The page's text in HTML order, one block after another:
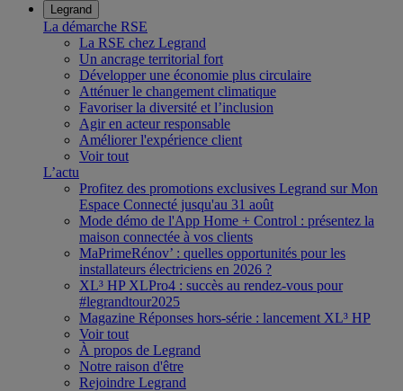
Legrand
La démarche RSE
La RSE chez Legrand
Un ancrage territorial fort
Développer une économie plus circulaire
Atténuer le changement climatique
Favoriser la diversité et l’inclusion
Agir en acteur responsable
Améliorer l'expérience client
Voir tout
L’actu
Profitez des promotions exclusives Legrand sur Mon
Espace Connecté jusqu'au 31 août
Mode démo de l'App Home + Control : présentez la
maison connectée à vos clients
MaPrimeRénov’ : quelles opportunités pour les
installateurs électriciens en 2026 ?
XL³ HP XLPro4 : succès au rendez-vous pour
#legrandtour2025
Magazine Réponses hors-série : lancement XL³ HP
Voir tout
À propos de Legrand
Notre raison d'être
Rejoindre Legrand